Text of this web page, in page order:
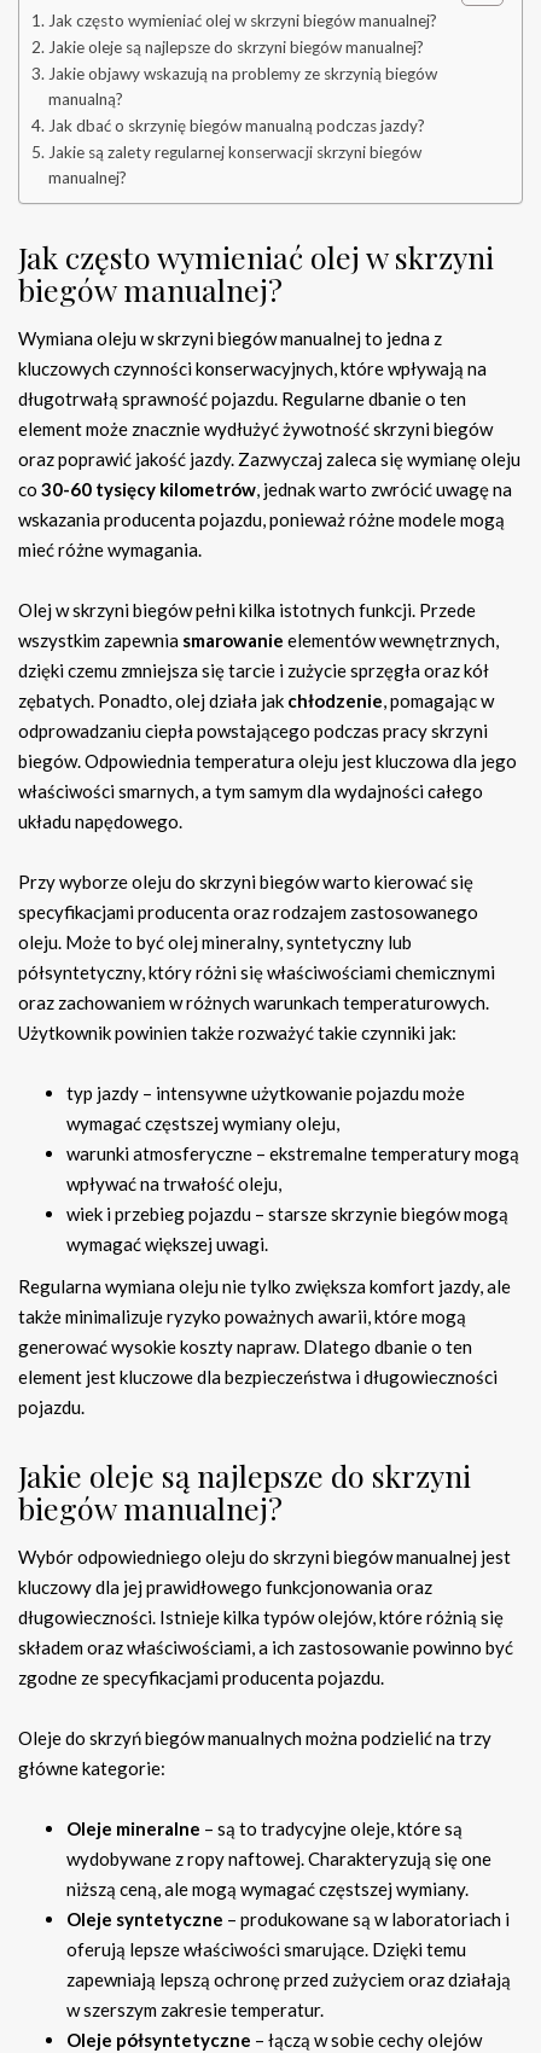
Jak często wymieniać olej w skrzyni biegów manualnej?
Jakie oleje są najlepsze do skrzyni biegów manualnej?
Jakie objawy wskazują na problemy ze skrzynią biegów
manualną?
Jak dbać o skrzynię biegów manualną podczas jazdy?
Jakie są zalety regularnej konserwacji skrzyni biegów
manualnej?
Jak często wymieniać olej w skrzyni
biegów manualnej?
Wymiana oleju w skrzyni biegów manualnej to jedna z
kluczowych czynności konserwacyjnych, które wpływają na
długotrwałą sprawność pojazdu. Regularne dbanie o ten
element może znacznie wydłużyć żywotność skrzyni biegów
oraz poprawić jakość jazdy. Zazwyczaj zaleca się wymianę oleju
co 30-60 tysięcy kilometrów, jednak warto zwrócić uwagę na
wskazania producenta pojazdu, ponieważ różne modele mogą
mieć różne wymagania.
Olej w skrzyni biegów pełni kilka istotnych funkcji. Przede
wszystkim zapewnia smarowanie elementów wewnętrznych,
dzięki czemu zmniejsza się tarcie i zużycie sprzęgła oraz kół
zębatych. Ponadto, olej działa jak chłodzenie, pomagając w
odprowadzaniu ciepła powstającego podczas pracy skrzyni
biegów. Odpowiednia temperatura oleju jest kluczowa dla jego
właściwości smarnych, a tym samym dla wydajności całego
układu napędowego.
Przy wyborze oleju do skrzyni biegów warto kierować się
specyfikacjami producenta oraz rodzajem zastosowanego
oleju. Może to być olej mineralny, syntetyczny lub
półsyntetyczny, który różni się właściwościami chemicznymi
oraz zachowaniem w różnych warunkach temperaturowych.
Użytkownik powinien także rozważyć takie czynniki jak:
typ jazdy – intensywne użytkowanie pojazdu może
wymagać częstszej wymiany oleju,
warunki atmosferyczne – ekstremalne temperatury mogą
wpływać na trwałość oleju,
wiek i przebieg pojazdu – starsze skrzynie biegów mogą
wymagać większej uwagi.
Regularna wymiana oleju nie tylko zwiększa komfort jazdy, ale
także minimalizuje ryzyko poważnych awarii, które mogą
generować wysokie koszty napraw. Dlatego dbanie o ten
element jest kluczowe dla bezpieczeństwa i długowieczności
pojazdu.
Jakie oleje są najlepsze do skrzyni
biegów manualnej?
Wybór odpowiedniego oleju do skrzyni biegów manualnej jest
kluczowy dla jej prawidłowego funkcjonowania oraz
długowieczności. Istnieje kilka typów olejów, które różnią się
składem oraz właściwościami, a ich zastosowanie powinno być
zgodne ze specyfikacjami producenta pojazdu.
Oleje do skrzyń biegów manualnych można podzielić na trzy
główne kategorie:
Oleje mineralne – są to tradycyjne oleje, które są
wydobywane z ropy naftowej. Charakteryzują się one
niższą ceną, ale mogą wymagać częstszej wymiany.
Oleje syntetyczne – produkowane są w laboratoriach i
oferują lepsze właściwości smarujące. Dzięki temu
zapewniają lepszą ochronę przed zużyciem oraz działają
w szerszym zakresie temperatur.
Oleje półsyntetyczne – łączą w sobie cechy olejów